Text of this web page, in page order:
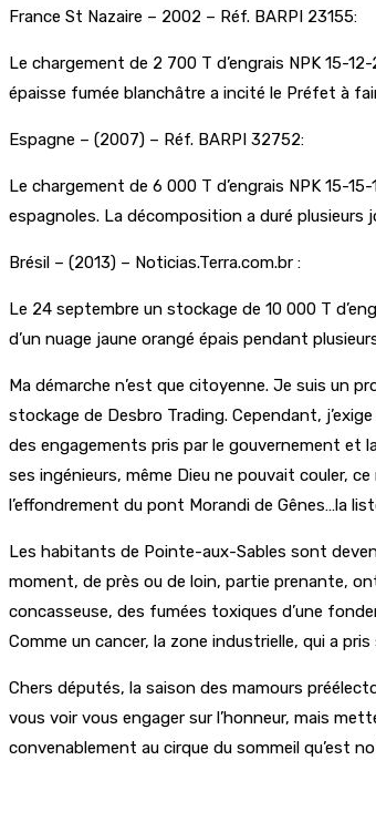
France St Nazaire – 2002 – Réf. BARPI 23155:
Le chargement de 2 700 T d’engrais NPK 15-
épaisse fumée blanchâtre a incité le Préfet à
Espagne – (2007) – Réf. BARPI 32752:
Le chargement de 6 000 T d’engrais NPK 15-
espagnoles. La décomposition a duré plusieurs
Brésil – (2013) – Noticias.Terra.com.br :
Le 24 septembre un stockage de 10 000 T
d’un nuage jaune orangé épais pendant
Ma démarche n’est que citoyenne. Je suis un
stockage de Desbro Trading. Cependant,
des engagements pris par le gouvernement et
ses ingénieurs, même Dieu ne pouvait couler,
l’effondrement du pont Morandi de Gênes…la
Les habitants de Pointe-aux-Sables sont
moment, de près ou de loin, partie prenante,
concasseuse, des fumées toxiques d’une
Comme un cancer, la zone industrielle, qui a
Chers députés, la saison des mamours
vous voir vous engager sur l’honneur, mais
convenablement au cirque du sommeil qu’est